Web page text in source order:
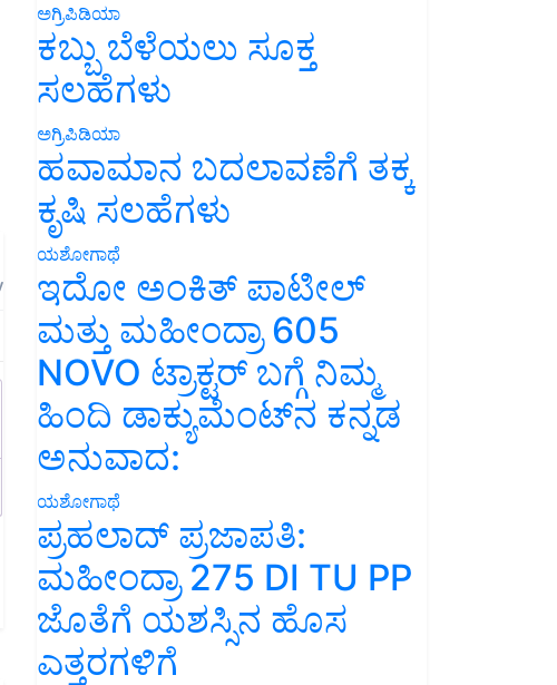
ಅಗ್ರಿಪಿಡಿಯಾ
ಕಬ್ಬು ಬೆಳೆಯಲು ಸೂಕ್ತ
ಸಲಹೆಗಳು
ಅಗ್ರಿಪಿಡಿಯಾ
ಹವಾಮಾನ ಬದಲಾವಣೆಗೆ ತಕ್ಕ
ಕೃಷಿ ಸಲಹೆಗಳು
ಯಶೋಗಾಥೆ
ಇದೋ ಅಂಕಿತ್ ಪಾಟೀಲ್
ಮತ್ತು ಮಹೀಂದ್ರಾ 605
NOVO ಟ್ರಾಕ್ಟರ್ ಬಗ್ಗೆ ನಿಮ್ಮ
ಹಿಂದಿ ಡಾಕ್ಯುಮೆಂಟ್‌ನ ಕನ್ನಡ
ಅನುವಾದ:
ಯಶೋಗಾಥೆ
ಪ್ರಹಲಾದ್ ಪ್ರಜಾಪತಿ:
ಮಹೀಂದ್ರಾ 275 DI TU PP
ಜೊತೆಗೆ ಯಶಸ್ಸಿನ ಹೊಸ
ಎತ್ತರಗಳಿಗೆ